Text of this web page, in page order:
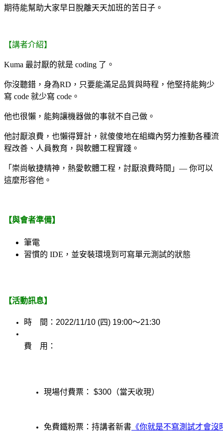
期待能幫助大家早日脫離天天加班的苦日子。
【講者介紹】
Kuma 最討厭的就是 coding 了。
你沒聽錯，身為RD，只要能滿足品質與時程，他堅持能夠少
寫 code 就少寫 code。
他也很懶，能夠讓機器做的事就不自己做。
他討厭浪費，也懶得算計，就傻傻地在組織內努力推動各種流
程改善、人員教育，與軟體工程實踐。
「崇尚敏捷精神，熱愛軟體工程，討厭浪費時間」— 你可以
這麼形容他。
【與會者準備】
筆電
習慣的 IDE，並安裝環境到可寫單元測試的狀態
【活動訊息】
時　間：2022/11/10 (四) 19:00～21:30
費 用：
現場付費票： $300（當天收現）
免費鐵粉票：持講者新書 《你就是不寫測試才會沒